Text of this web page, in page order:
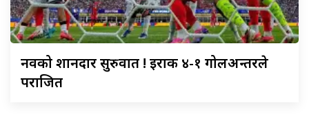
नर्वेकोशानदार सुरुवात ! इराक ४-१ गोलअन्तरले
पराजित